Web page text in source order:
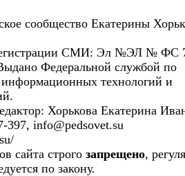
сообщество Екатерины
СМИ: Эл №ЭЛ № ФС
Федеральной службой по
информационных технологий и
Хорькова Екатерина
397, info@pedsovet.su
сайта строго запрещено,
по закону.